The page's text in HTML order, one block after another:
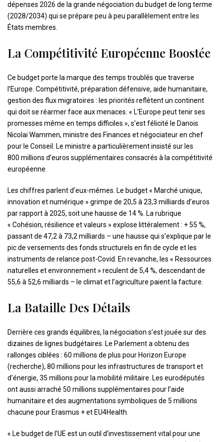
dépenses 2026 de la grande négociation du budget de long terme
(2028/2034) qui se prépare peu à peu parallèlement entre les
États membres.
La Compétitivité Européenne Boostée
Ce budget porte la marque des temps troublés que traverse
l’Europe. Compétitivité, préparation défensive, aide humanitaire,
gestion des flux migratoires : les priorités reflètent un continent
qui doit se réarmer face aux menaces. « L’Europe peut tenir ses
promesses même en temps difficiles », s’est félicité le Danois
Nicolai Wammen, ministre des Finances et négociateur en chef
pour le Conseil. Le ministre a particulièrement insisté sur les
800 millions d’euros supplémentaires consacrés à la compétitivité
européenne.
Les chiffres parlent d’eux-mêmes. Le budget « Marché unique,
innovation et numérique » grimpe de 20,5 à 23,3 milliards d’euros
par rapport à 2025, soit une hausse de 14 %. La rubrique
« Cohésion, résilience et valeurs » explose littéralement : + 55 %,
passant de 47,2 à 73,2 milliards – une hausse qui s’explique par le
pic de versements des fonds structurels en fin de cycle et les
instruments de relance post-Covid. En revanche, les « Ressources
naturelles et environnement » reculent de 5,4 %, descendant de
55,6 à 52,6 milliards – le climat et l’agriculture paient la facture.
La Bataille Des Détails
Derrière ces grands équilibres, la négociation s’est jouée sur des
dizaines de lignes budgétaires. Le Parlement a obtenu des
rallonges ciblées : 60 millions de plus pour Horizon Europe
(recherche), 80 millions pour les infrastructures de transport et
d’énergie, 35 millions pour la mobilité militaire. Les eurodéputés
ont aussi arraché 50 millions supplémentaires pour l’aide
humanitaire et des augmentations symboliques de 5 millions
chacune pour Erasmus + et EU4Health.
« Le budget de l’UE est un outil d’investissement vital pour une